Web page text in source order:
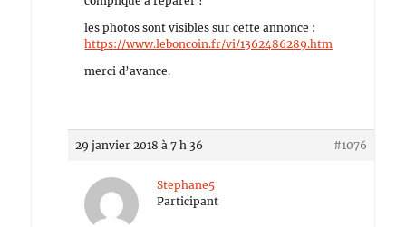
les photos sont visibles sur cette annonce :
https://www.leboncoin.fr/vi/1362486289.htm
merci d’avance.
29 janvier 2018 à 7 h 36 #1076
Stephane5
Participant